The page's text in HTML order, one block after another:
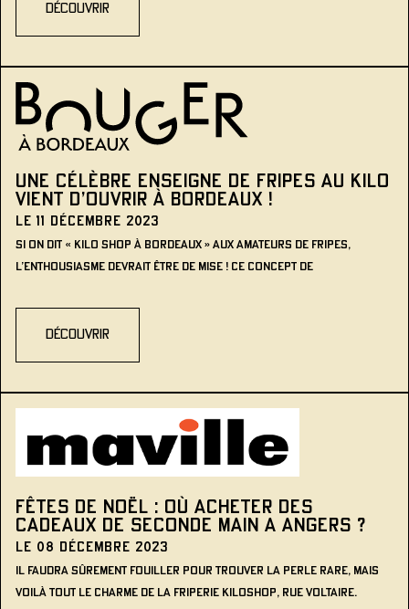
découvrir
Une célèbre enseigne de fripes au kilo
vient d’ouvrir à Bordeaux !
Le 11 décembre 2023
Si on dit « Kilo Shop à Bordeaux » aux amateurs de fripes,
l’enthousiasme devrait être de mise ! Ce concept de
découvrir
FÊTES DE NOËL : OÙ ACHETER DES
CADEAUX DE SECONDE MAIN A ANGERS ?
Le 08 décembre 2023
Il faudra sûrement fouiller pour trouver la perle rare, mais
voilà tout le charme de la friperie Kiloshop, rue Voltaire.